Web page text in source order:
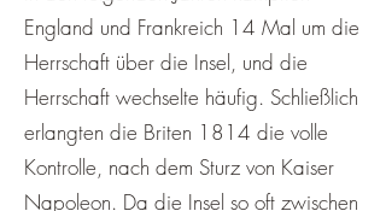
England und Frankreich 14 Mal um die
Herrschaft über die Insel, und die
Herrschaft wechselte häufig. Schließlich
erlangten die Briten 1814 die volle
Kontrolle, nach dem Sturz von Kaiser
Napoleon. Da die Insel so oft zwischen